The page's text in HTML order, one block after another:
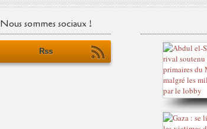
Nous sommes sociaux !
Rss